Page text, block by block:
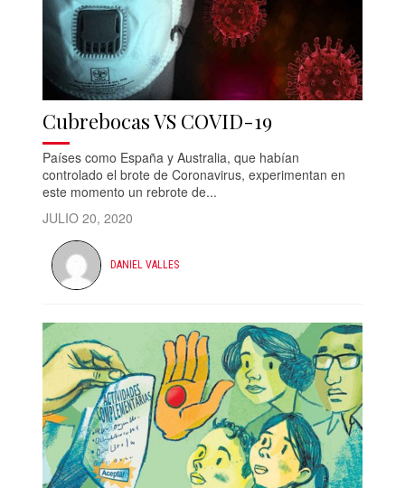
Cubrebocas VS COVID-19
Países como España y Australia, que habían
controlado el brote de Coronavirus, experimentan en
este momento un rebrote de...
JULIO 20, 2020
DANIEL VALLES